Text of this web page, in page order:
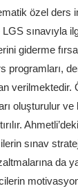
özel ders
sınavıyla
giderme
programları,
verilmektedir.
oluşturulur
sınav
da